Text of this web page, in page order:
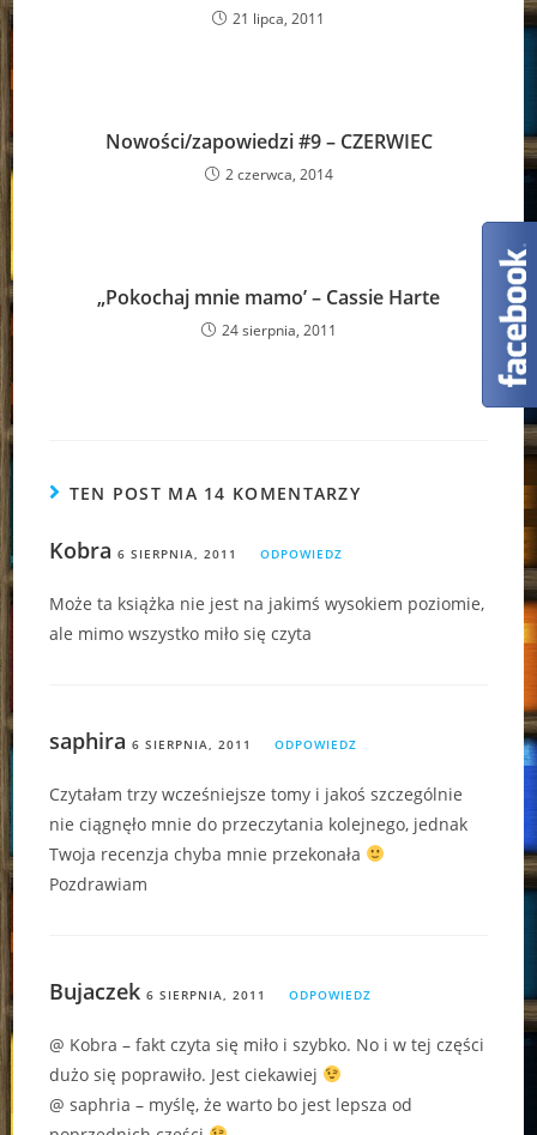
21 lipca, 2011
Nowości/zapowiedzi #9 – CZERWIEC
2 czerwca, 2014
„Pokochaj mnie mamo’ – Cassie Harte
24 sierpnia, 2011
TEN POST MA 14 KOMENTARZY
Kobra 6 SIERPNIA, 2011 ODPOWIEDZ
Może ta książka nie jest na jakimś wysokiem poziomie,
ale mimo wszystko miło się czyta
saphira 6 SIERPNIA, 2011 ODPOWIEDZ
Czytałam trzy wcześniejsze tomy i jakoś szczególnie
nie ciągnęło mnie do przeczytania kolejnego, jednak
Twoja recenzja chyba mnie przekonała
Pozdrawiam
Bujaczek 6 SIERPNIA, 2011 ODPOWIEDZ
@ Kobra – fakt czyta się miło i szybko. No i w tej części
dużo się poprawiło. Jest ciekawiej
@ saphria – myślę, że warto bo jest lepsza od